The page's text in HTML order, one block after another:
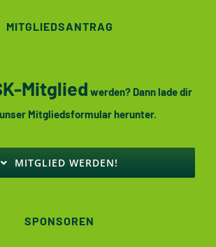
MITGLIEDSANTRAG
Mitglied werden? Dann lade dir
Mitgliedsformular herunter.
MITGLIED WERDEN!
SPONSOREN